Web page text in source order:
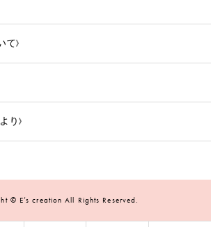
て
り
© E’s creation All Rights Reserved.